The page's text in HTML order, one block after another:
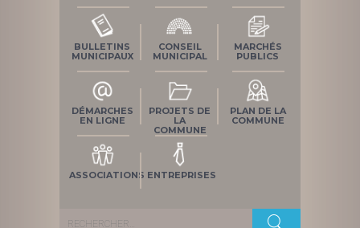
BULLETINS
MUNICIPAUX
CONSEIL
MUNICIPAL
MARCHÉS
PUBLICS
DÉMARCHES
EN LIGNE
PROJETS DE
LA
COMMUNE
PLAN DE LA
COMMUNE
ASSOCIATIONS ENTREPRISES
Rechercher :